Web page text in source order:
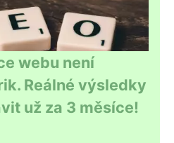
webu není
Reálné výsledky
už za 3 měsíce!